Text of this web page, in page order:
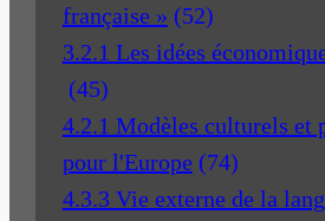
française » (52)
3.2.1 Les idées
(45)
4.2.1 Modèles culturels et
pour l'Europe (74)
4.3.3 Vie externe de la